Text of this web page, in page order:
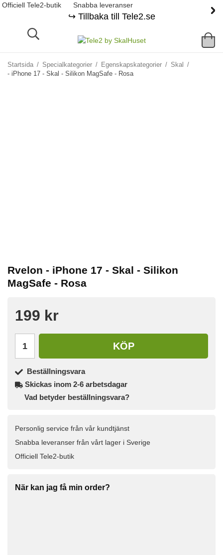
Officiell Tele2-butik Snabba leveranser
↪️ Tillbaka till Tele2.se
Startsida / Specialkategorier / Egenskapskategorier / Skal
/
- iPhone 17 - Skal - Silikon MagSafe - Rosa
Rvelon - iPhone 17 - Skal - Silikon
MagSafe - Rosa
199 kr
KÖP
Beställningsvara
Skickas inom 2-6 arbetsdagar
Vad betyder beställningsvara?
Personlig service från vår kundtjänst
Snabba leveranser från vårt lager i Sverige
Officiell Tele2-butik
När kan jag få min order?